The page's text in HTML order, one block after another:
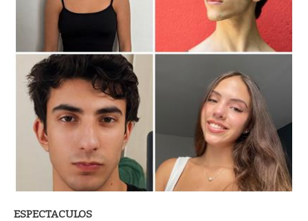
ESPECTACULOS